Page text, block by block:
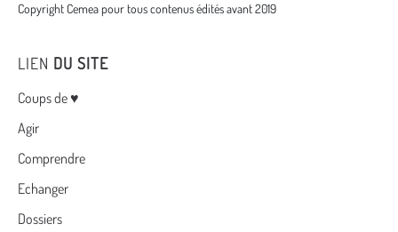
Copyright Cemea pour tous contenus édités avant 2019
LIEN DU SITE
Menu
Coups de ♥
Agir
Comprendre
Echanger
Dossiers